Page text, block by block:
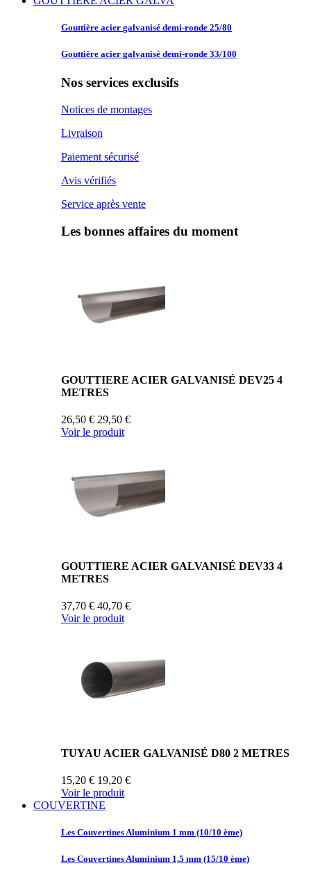
Gouttière acier galvanisé demi-ronde 25/80
Gouttière acier galvanisé demi-ronde 33/100
Nos services exclusifs
Notices de montages
Livraison
Paiement sécurisé
Avis vérifiés
Service après vente
Les bonnes affaires du moment
GOUTTIERE ACIER GALVANISÉ DEV25 4
METRES
26,50 € 29,50 €
Voir le produit
GOUTTIERE ACIER GALVANISÉ DEV33 4
METRES
37,70 € 40,70 €
Voir le produit
TUYAU ACIER GALVANISÉ D80 2 METRES
15,20 € 19,20 €
Voir le produit
COUVERTINE
Les CouvertinesAluminium 1 mm (10/10 ème)
Les CouvertinesAluminium 1,5 mm (15/10 ème)